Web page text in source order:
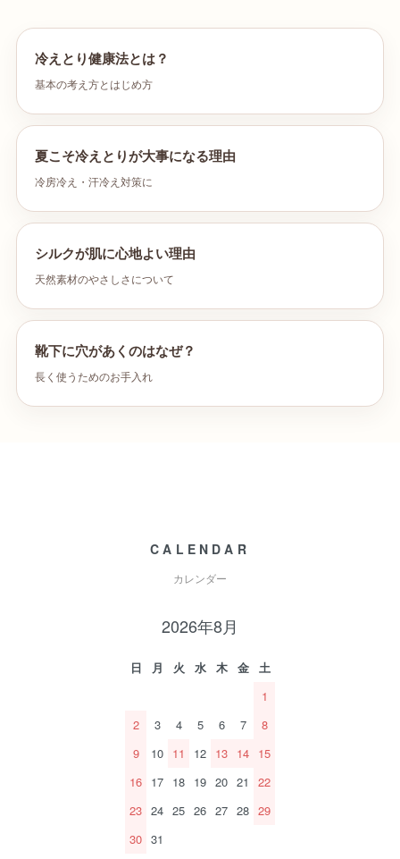
冷えとり健康法とは？
基本の考え方とはじめ方
夏こそ冷えとりが大事になる理由
冷房冷え・汗冷え対策に
シルクが肌に心地よい理由
天然素材のやさしさについて
靴下に穴があくのはなぜ？
長く使うためのお手入れ
CALENDAR
カレンダー
2026年8月
日 月 火 水 木 金
土
1
2
3 4 5 6 7
8
9
10 11 12 13 14 15
16 17 18 19 20 21
22
23 24 25 26 27 28 29
30 31